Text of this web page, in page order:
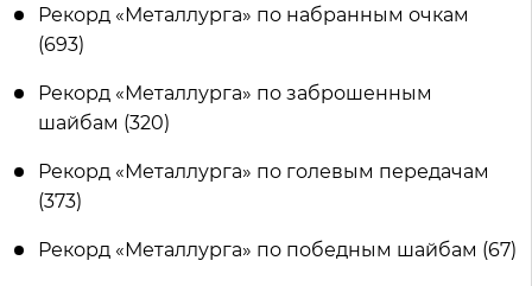
Рекорд «Металлурга» по набранным очкам
(693)
Рекорд «Металлурга» по заброшенным
шайбам (320)
Рекорд «Металлурга» по голевым передачам
(373)
Рекорд «Металлурга» по победным шайбам (67)